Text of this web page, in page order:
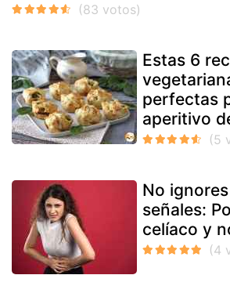
Estas 6
perfectas
aperitivo
No
señales:
celíaco y